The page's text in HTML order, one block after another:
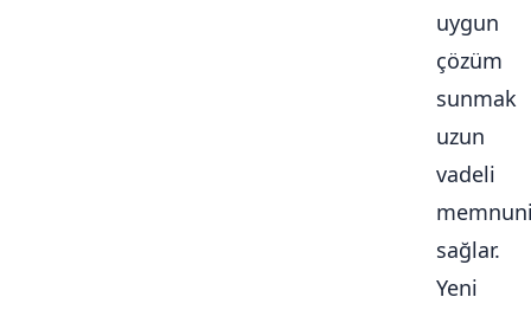
uygun
çözüm
sunmak
uzun
vadeli
sağlar.
Yeni